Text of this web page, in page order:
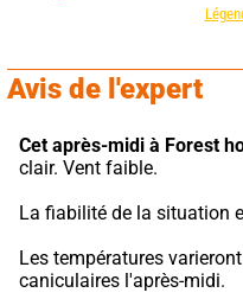
Avis de l'expert
Cet après-midi à Forest
clair. Vent faible.
La fiabilité de la situation
Les températures
caniculaires l'après-midi.